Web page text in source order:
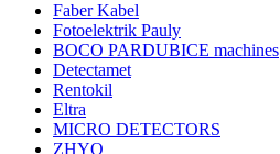
Faber Kabel
Fotoelektrik Pauly
BOCO PARDUBICE machines
Detectamet
Rentokil
Eltra
MICRO DETECTORS
ZHYQ